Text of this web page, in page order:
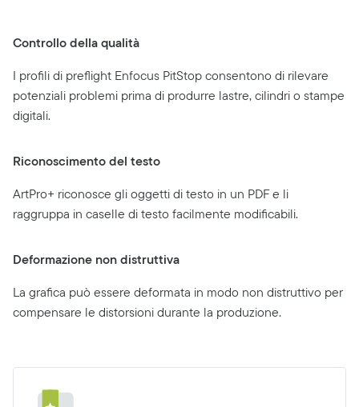
Controllo della qualità
I profili di preflight Enfocus PitStop consentono di rilevare
potenziali problemi prima di produrre lastre, cilindri o stampe
digitali.
Riconoscimento del testo
ArtPro+ riconosce gli oggetti di testo in un PDF e li
raggruppa in caselle di testo facilmente modificabili.
Deformazione non distruttiva
La grafica può essere deformata in modo non distruttivo per
compensare le distorsioni durante la produzione.